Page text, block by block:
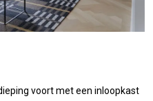
voort met een inloopkast